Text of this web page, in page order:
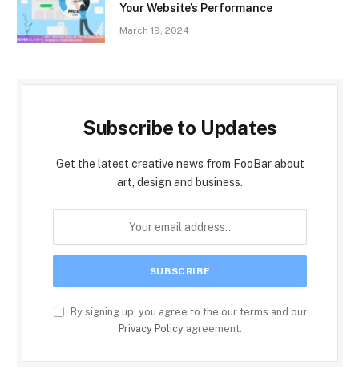
Your Website’s Performance
March 19, 2024
Subscribe to Updates
Get the latest creative news from FooBar about
art, design and business.
By signing up, you agree to the our terms and our
Privacy Policyagreement.